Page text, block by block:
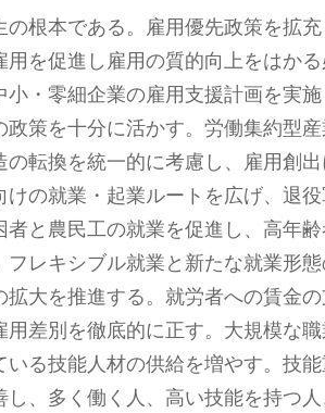
の根本である。雇用優先政策を拡充
を促進し雇用の質的向上をはか
・零細企業の雇用支援計画を実
策を十分に活かす。労働集約型産
転換を統一的に考慮し、雇用創出
の就業・起業ルートを広げ、退
と農民工の就業を促進し、高年
レキシブル就業と新たな就業形
大を推進する。就労者への賃金
差別を徹底的に正す。大規模な
る技能人材の供給を増やす。技
、多く働く人、高い技能を持つ人